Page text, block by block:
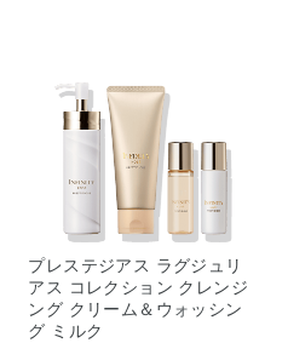
プレステジアス ラグジュリ
アス コレクション クレンジ
ング クリーム＆ウォッシン
グ ミルク